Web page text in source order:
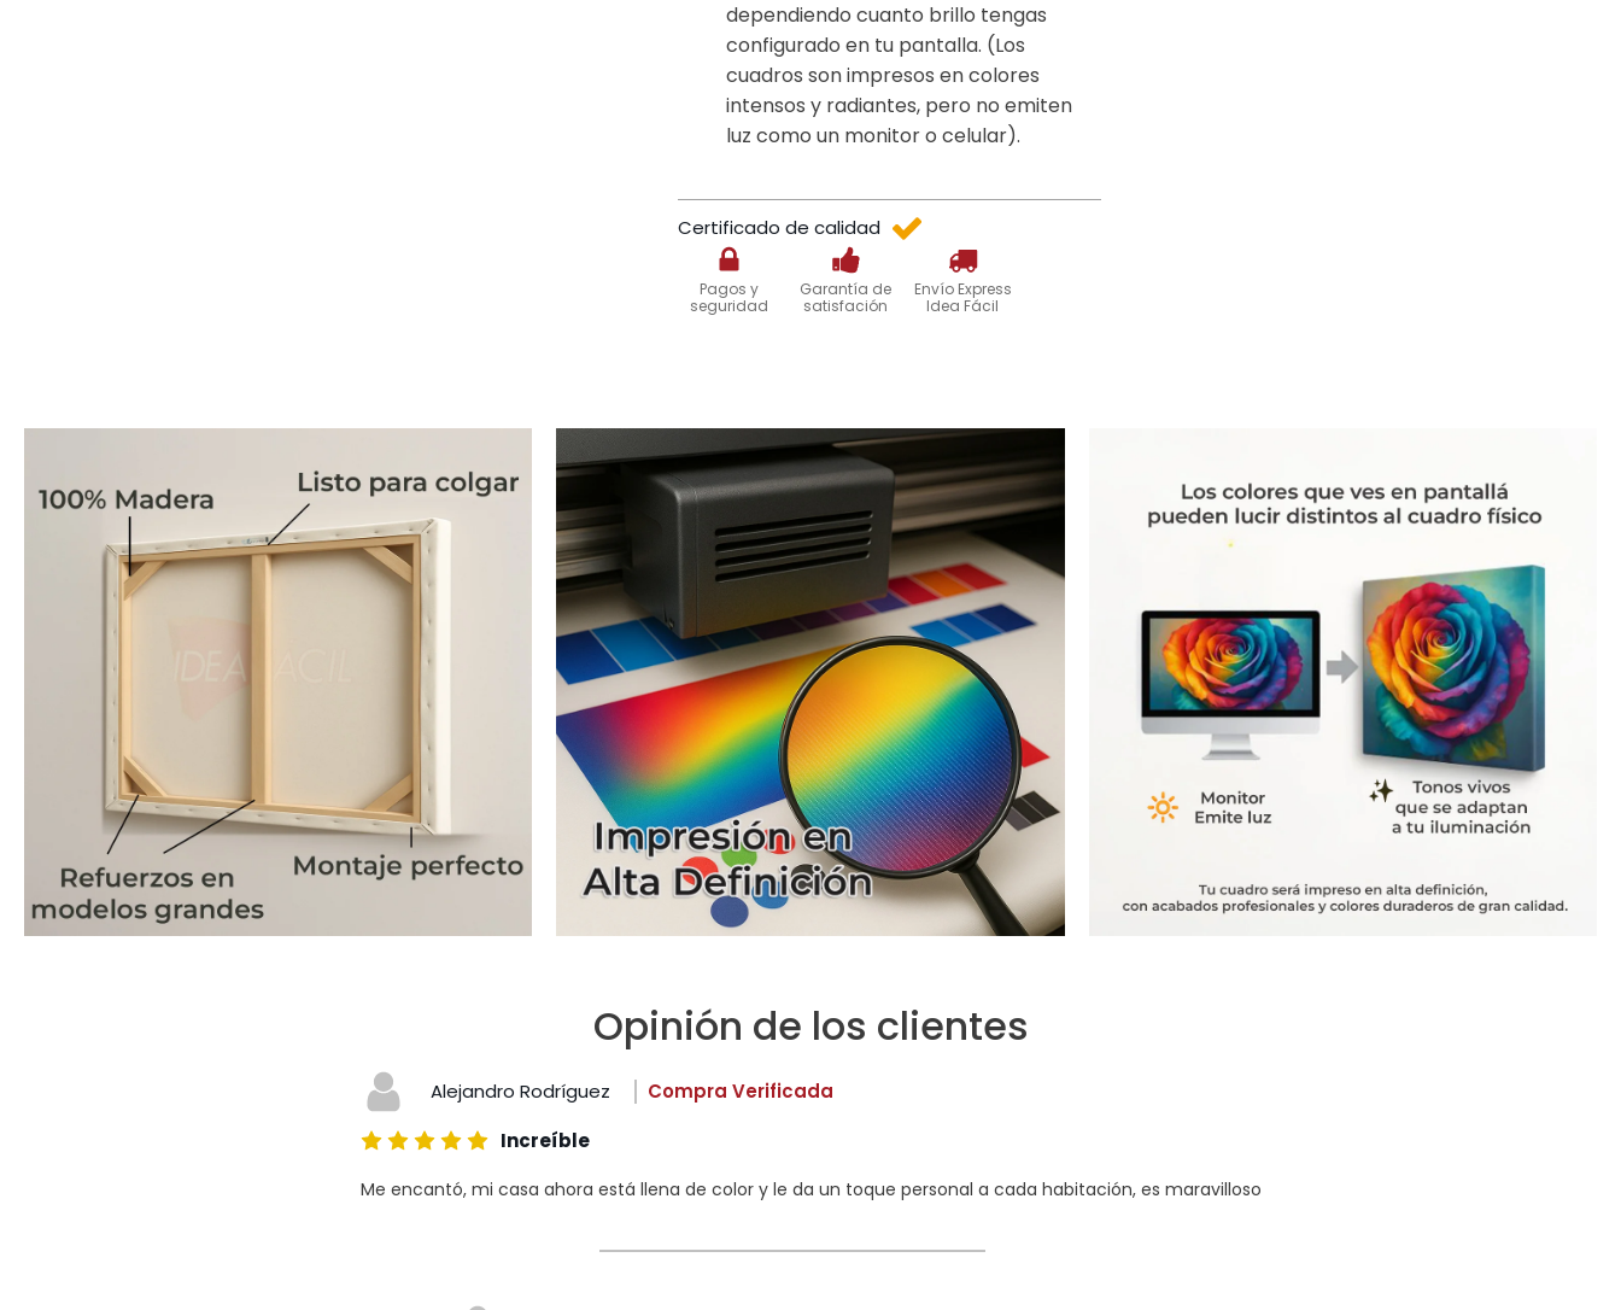
dependiendo cuanto brillo tengas
configurado en tu pantalla. (Los
cuadros son impresos en colores
intensos y radiantes, pero no emiten
luz como un monitor o celular).
Certificado de calidad
Pagos y
seguridad
Garantía de
satisfación
Envío Express
Idea Fácil
Opinión de los clientes
Alejandro Rodríguez
Compra Verificada
Increíble
Me encantó, mi casa ahora está llena de color y le da un toque personal a cada habitación, es maravilloso